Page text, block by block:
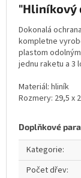
"Hliníkový
Dokonalá
kompletne
plastom
jednu raketu a 3
Materiál: hliník
Rozmery: 29,5 x
Doplňkové
Kategorie:
Počet dřev: